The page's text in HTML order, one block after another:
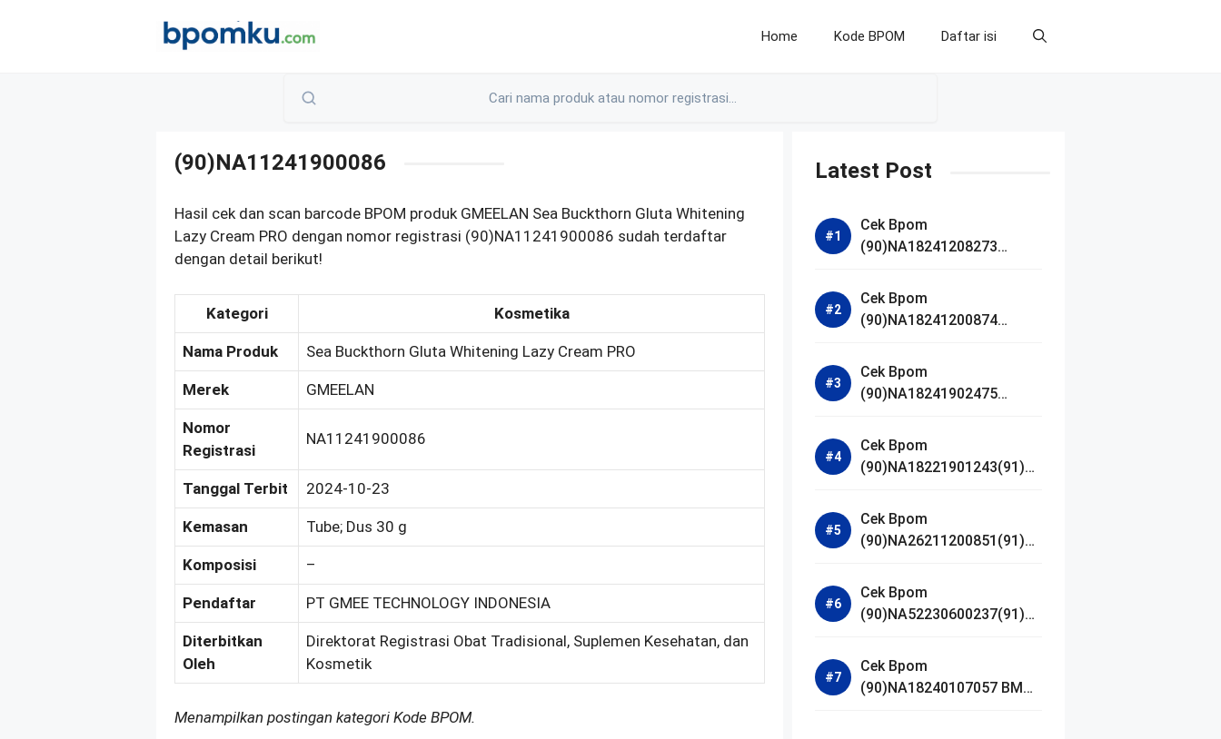
Home Kode BPOM Daftar isi
(90)NA11241900086
Hasil cek dan scan barcode BPOM produk GMEELAN Sea Buckthorn Gluta Whitening
Lazy Cream PRO dengan nomor registrasi (90)NA11241900086 sudah terdaftar
dengan detail berikut!
Kategori Kosmetika
Nama Produk Sea Buckthorn Gluta Whitening Lazy Cream PRO
Merek GMEELAN
Nomor
Registrasi
NA11241900086
Tanggal Terbit 2024-10-23
Kemasan Tube; Dus 30 g
Komposisi –
Pendaftar PT GMEE TECHNOLOGY INDONESIA
Diterbitkan
Oleh
Direktorat Registrasi Obat Tradisional, Suplemen Kesehatan, dan
Kosmetik
Menampilkan postingan kategori Kode BPOM.
Latest Post
Cek Bpom
(90)NA18241208273
Bright Radiance Face
Wash
Cek Bpom
(90)NA18241200874
Acne Calm Micellar Water
Cek Bpom
(90)NA18241902475
Cek Bpom
(90)NA18221901243(91)25
Serum
Cek Bpom
(90)NA26211200851(91)24
Madagascar Centella
Ampoule Foam
Cek Bpom
(90)NA52230600237(91)09
De Parfum
Cek Bpom
(90)NA18240107057 BMG